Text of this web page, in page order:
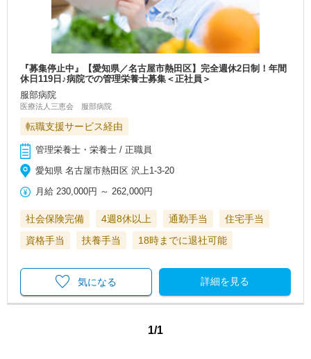
『募集停止中』【愛知県／名古屋市熱田区】完全週休2日制！年間
休日119日♪病院での管理栄養士募集＜正社員＞
服部病院
医療法人三恵会 服部病院
転職支援サービス経由
管理栄養士・栄養士 / 正職員
愛知県 名古屋市熱田区 沢上1-3-20
月給 230,000円 ～262,000円
社会保険完備 4週8休以上 通勤手当
住宅手当
資格手当
扶養手当 18時までに退社可能
詳細を見る
気になる
1/1